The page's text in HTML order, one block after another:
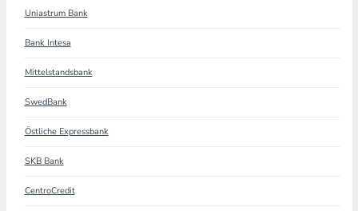
Uniastrum Bank
Bank Intesa
Mittelstandsbank
SwedBank
Östliche Expressbank
SKB Bank
CentroCredit